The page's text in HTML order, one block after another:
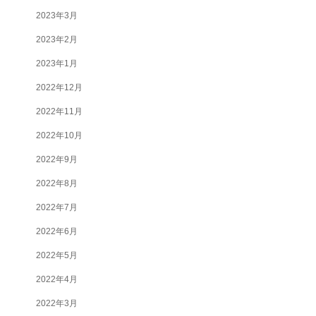
2023年3月
2023年2月
2023年1月
2022年12月
2022年11月
2022年10月
2022年9月
2022年8月
2022年7月
2022年6月
2022年5月
2022年4月
2022年3月